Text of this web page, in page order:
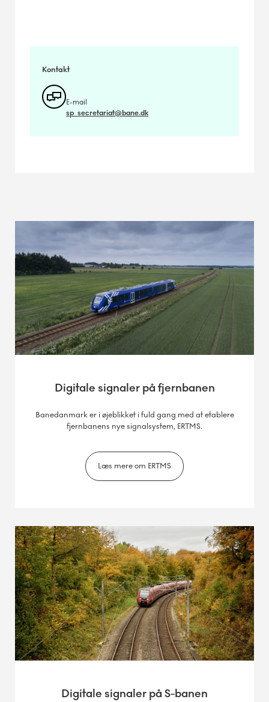
Kontakt
E-mail
sp_secretariat@bane.dk
Digitale signaler på fjernbanen
Banedanmark er i øjeblikket i fuld gang med at etablere
fjernbanens nye signalsystem, ERTMS.
Læs mere om ERTMS
Digitale signaler på S-banen